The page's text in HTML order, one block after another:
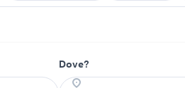
Dove?